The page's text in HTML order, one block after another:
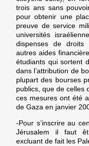
trois ans sans
pour obtenir une
preuve de service
universités
dispenses de droits
autres aides
étudiants qui sortent
dans l’attribution de
plupart des bourses
publics, que de celles
ces mesures ont été
de Gaza en janvier
-Pour s’inscrire au
Jérusalem il faut
excluant de fait les